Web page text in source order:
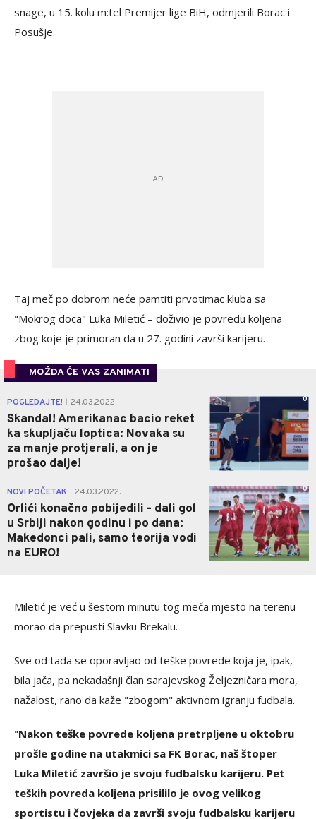
snage, u 15. kolu m:tel Premijer lige BiH, odmjerili Borac i
Posušje.
Taj meč po dobrom neće pamtiti prvotimac kluba sa
"Mokrog doca" Luka Miletić – doživio je povredu koljena
zbog koje je primoran da u 27. godini završi karijeru.
MOŽDA ĆE VAS ZANIMATI
POGLEDAJTE! 24.03.2022.
Skandal! Amerikanac bacio reket
ka skupljaču loptica: Novaka su
za manje protjerali, a on je
prošao dalje!
0
NOVI POČETAK 24.03.2022.
Orlići konačno pobijedili - dali gol
u Srbiji nakon godinu i po dana:
Makedonci pali, samo teorija vodi
na EURO!
0
Miletić je već u šestom minutu tog meča mjesto na terenu
morao da prepusti Slavku Brekalu.
Sve od tada se oporavljao od teške povrede koja je, ipak,
bila jača, pa nekadašnji član sarajevskog Željezničara mora,
nažalost, rano da kaže "zbogom" aktivnom igranju fudbala.
"Nakon teške povrede koljena pretrpljene u oktobru
prošle godine na utakmici sa FK Borac, naš štoper
Luka Miletić završio je svoju fudbalsku karijeru. Pet
teških povreda koljena prisililo je ovog velikog
sportistu i čovjeka da završi svoju fudbalsku karijeru